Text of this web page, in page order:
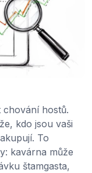
hostů.
kdo jsou vaši
To
kavárna může
štamgasta,